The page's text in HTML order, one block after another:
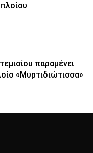
παραμένει
«Μυρτιδιώτισσα»